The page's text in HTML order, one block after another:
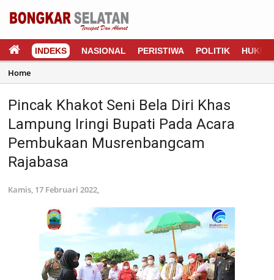
INDEKS NASIONAL PERISTIWA POLITIK HUKUM
Home
Pincak Khakot Seni Bela Diri Khas
Lampung Iringi Bupati Pada Acara
Pembukaan Musrenbangcam
Rajabasa
Kamis, 17 Februari 2022,